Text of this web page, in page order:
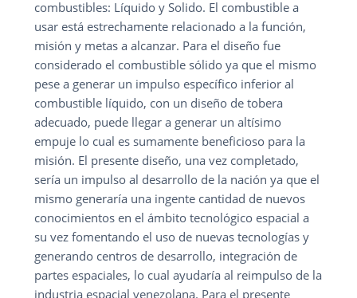
combustibles: Líquido y Solido. El combustible a
usar está estrechamente relacionado a la función,
misión y metas a alcanzar. Para el diseño fue
considerado el combustible sólido ya que el mismo
pese a generar un impulso específico inferior al
combustible líquido, con un diseño de tobera
adecuado, puede llegar a generar un altísimo
empuje lo cual es sumamente beneficioso para la
misión. El presente diseño, una vez completado,
sería un impulso al desarrollo de la nación ya que el
mismo generaría una ingente cantidad de nuevos
conocimientos en el ámbito tecnológico espacial a
su vez fomentando el uso de nuevas tecnologías y
generando centros de desarrollo, integración de
partes espaciales, lo cual ayudaría al reimpulso de la
industria espacial venezolana. Para el presente